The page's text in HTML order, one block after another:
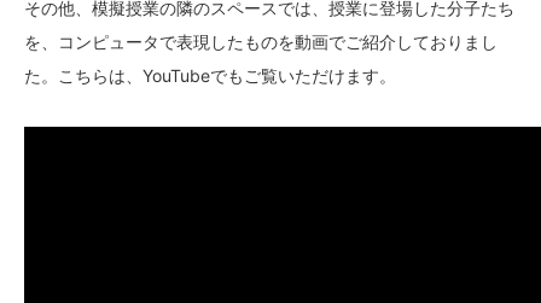
その他、模擬授業の隣のスペースでは、授業に登場した分子たち
を、コンピュータで表現したものを動画でご紹介しておりまし
た。こちらは、YouTubeでもご覧いただけます。